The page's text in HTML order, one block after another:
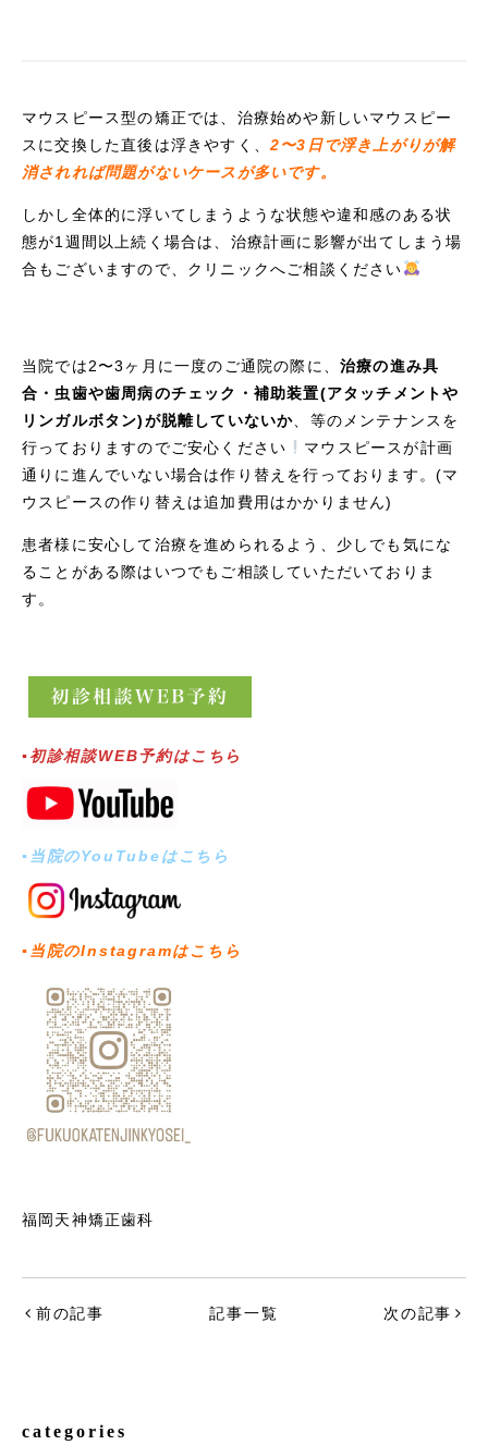
マウスピース型の矯正では、治療始めや新しいマウスピー
スに交換した直後は浮きやすく、 2〜3日で浮き上がりが解
消されれば問題がないケースが多いです。
しかし全体的に浮いてしまうような状態や違和感のある状
態が1週間以上続く場合は、治療計画に影響が出てしまう場
合もございますので、クリニックへご相談ください
当院では2〜3ヶ月に一度のご通院の際に、 治療の進み具
合・虫歯や歯周病のチェック・補助装置(アタッチメントや
リンガルボタン)が脱離していないか 、等のメンテナンスを
行っておりますのでご安心ください
マウスピースが計画
通りに進んでいない場合は作り替えを行っております。(マ
ウスピースの作り替えは追加費用はかかりません)
患者様に安心して治療を進められるよう、少しでも気にな
ることがある際はいつでもご相談していただいておりま
す。
▪︎初診相談WEB予約はこちら
▪︎当院のYouTubeはこちら
▪︎当院のInstagramはこちら
福岡天神矯正歯科
前の記事 記事一覧 次の記事
categories